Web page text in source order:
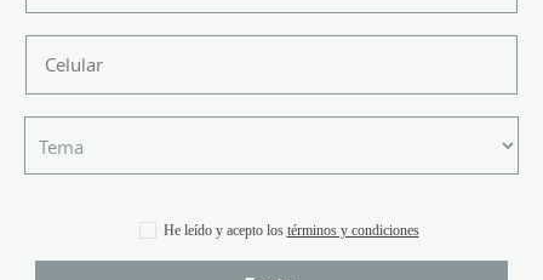
He leído y acepto los términos y condiciones